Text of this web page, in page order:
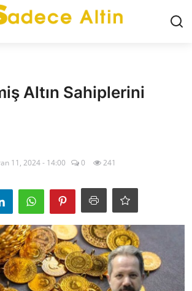
Altın Sahiplerini
11, 2024 - 14:00 0 241